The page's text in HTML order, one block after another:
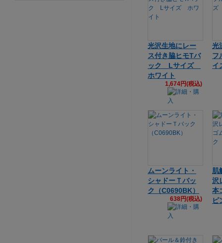
光沢生地にレー
ス付き脇ヒモTバ
ック Lサイズ
ホワイト
1,674円(税込)
光
フ
イ
ムーンライト・
シャドーＴバッ
ク（C0690BK）
638円(税込)
肌
沢
本
ピ